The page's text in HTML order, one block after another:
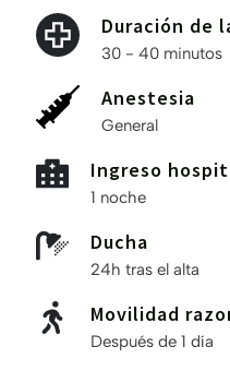
Duración de
30 - 40 minutos
Anestesia
General
Ingreso
1 noche
Ducha
24h tras el alta
Movilidad
Después de 1 día